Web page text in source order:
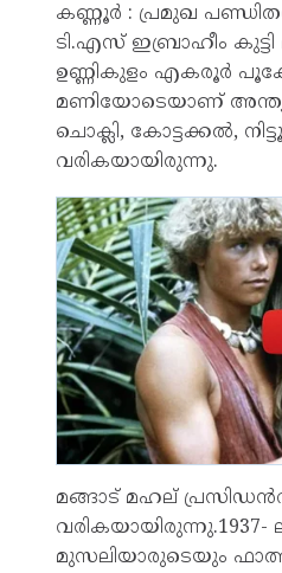
കണ്ണൂർ : പ്രമുഖ
ടി.എസ് ഇബ്രാഹീം
ഉണ്ണികുളം എകരൂർ
മണിയോടെയാണ്
ചൊക്ലി, കോട്ടക്കൽ,
വരികയായിരുന്നു.
മങ്ങാട് മഹല്
മുസലിയാരുടെയും